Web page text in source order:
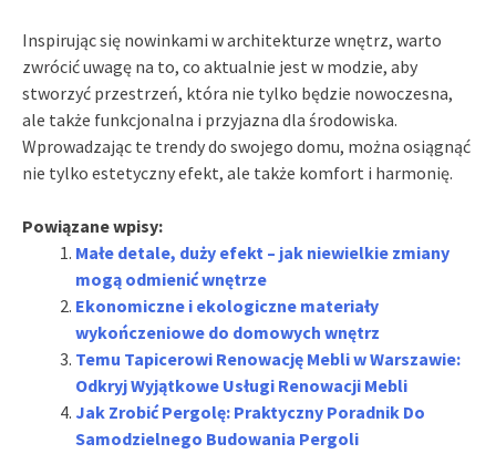
Inspirując się nowinkami w architekturze wnętrz, warto
zwrócić uwagę na to, co aktualnie jest w modzie, aby
stworzyć przestrzeń, która nie tylko będzie nowoczesna,
ale także funkcjonalna i przyjazna dla środowiska.
Wprowadzając te trendy do swojego domu, można osiągnąć
nie tylko estetyczny efekt, ale także komfort i harmonię.
Powiązane wpisy:
Małe detale, duży efekt – jak niewielkie zmiany
mogą odmienić wnętrze
Ekonomiczne i ekologiczne materiały
wykończeniowe do domowych wnętrz
Temu Tapicerowi Renowację Mebli w Warszawie:
Odkryj Wyjątkowe Usługi Renowacji Mebli
Jak Zrobić Pergolę: Praktyczny Poradnik Do
Samodzielnego Budowania Pergoli